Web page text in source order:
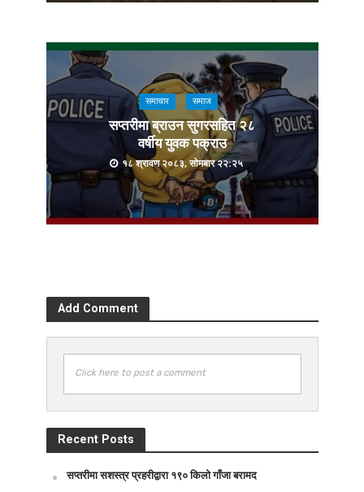
समाचार समाज
सप्तरीमा ब्राउन सुगरसहित २८
वर्षीय युवक पक्राउ
१८ श्रावण २०८३, सोमबार २२:२५
Add Comment
Click here to post a comment
Recent Posts
सप्तरीमा सशस्त्र प्रहरीद्वारा १९० किलो गाँजा बरामद